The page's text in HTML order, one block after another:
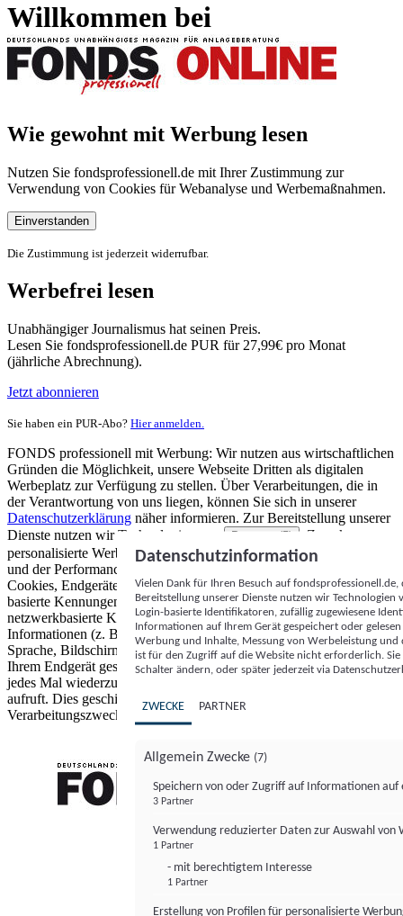
Willkommen bei
Wie gewohnt mit Werbung lesen
Nutzen Sie fondsprofessionell.de mit Ihrer Zustimmung zur
Verwendung von Cookies für Webanalyse und Werbemaßnahmen.
Einverstanden
Die Zustimmung ist jederzeit widerrufbar.
Werbefrei lesen
Unabhängiger Journalismus hat seinen Preis.
Lesen Sie fondsprofessionell.de PUR für 27,99€ pro Monat
(jährliche Abrechnung).
Jetzt abonnieren
Sie haben ein PUR-Abo? Hier anmelden.
FONDS professionell mit Werbung: Wir nutzen aus wirtschaftlichen
Gründen die Möglichkeit, unsere Webseite Dritten als digitalen
Werbeplatz zur Verfügung zu stellen. Über Verarbeitungen, die in
der Verantwortung von uns liegen, können Sie sich in unserer
Datenschutzerklärung näher informieren. Zur Bereitstellung unserer
Dienste nutzen wir Technologien von
Partnern (5)
. Zwecke:
personalisierte Werbung und Inhalte, Messung von Werbeleistung
und der Performance von Inhalten sowie Zielgruppenforschung.
Cookies, Endgeräte- oder ähnliche Online-Kennungen (z. B. login-
basierte Kennungen, zufällig generierte Kennungen,
netzwerkbasierte Kennungen) können zusammen mit anderen
Informationen (z. B. Browsertyp und Browserinformationen,
Sprache, Bildschirmgröße, unterstützte Technologien usw.) auf
Ihrem Endgerät gespeichert oder von dort ausgelesen werden, um es
jedes Mal wiederzuerkennen, wenn es eine App oder einer Webseite
aufruft. Dies geschieht für einen oder mehrere der hier aufgeführten
Verarbeitungszwecke.
Datenschutzinformation
Vielen Dank für Ihren Besuch auf
Bereitstellung unserer Dienste nutzen wir Technologien
Login-basierte Identifikatoren, zufällig zugewiesene
Informationen auf Ihrem Gerät gespeichert oder
Werbung und Inhalte, Messung von Werbeleistung
ist für den Zugriff auf die Website nicht erforderlich.
Schalter ändern, oder später jederzeit via
ZWECKE PARTNER
Allgemein Zwecke (7)
Speichern von oder Zugriff auf Informationen auf
3 Partner
Verwendung reduzierter Daten zur Auswahl von
1 Partner
- mit berechtigtem Interesse
1 Partner
Erstellung von Profilen für personalisierte
FONDS professionell